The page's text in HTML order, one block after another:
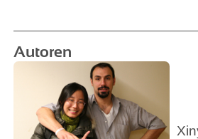
Autoren